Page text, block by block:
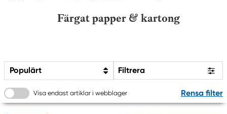
Färgat papper & kartong
Populärt Filtrera
Visa endast artiklar i webblager Rensa filter